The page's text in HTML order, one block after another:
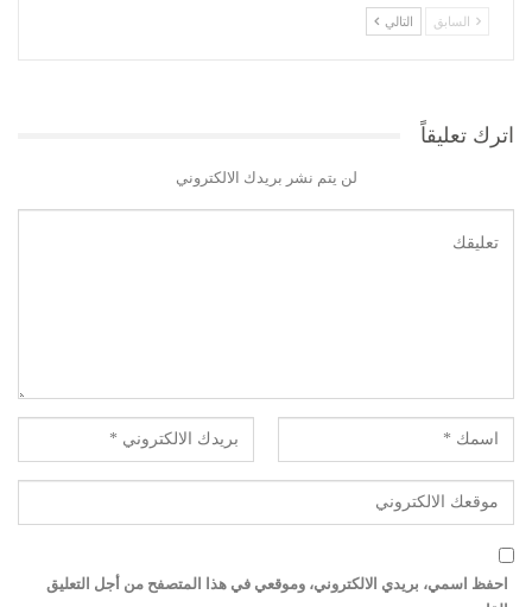
السابق التالي
اترك تعليقاً
لن يتم نشر بريدك الالكتروني
احفظ اسمي، بريدي الالكتروني، وموقعي في هذا المتصفح من أجل التعليق